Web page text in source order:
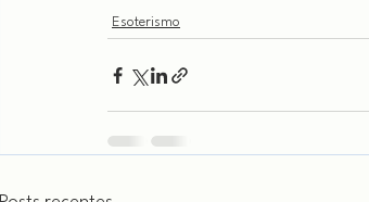
Esoterismo